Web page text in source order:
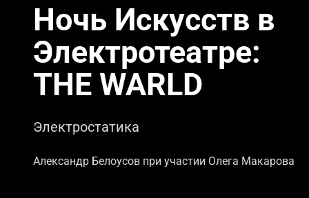
Ночь Искусств в
Электротеатре:
THE WARLD
Электростатика
Александр Белоусов при участии Олега Макарова